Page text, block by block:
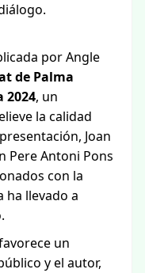
por Angle
de Palma
2024, un
la calidad
Joan
Pere Antoni Pons
con la
ha llevado a
un
y el autor,